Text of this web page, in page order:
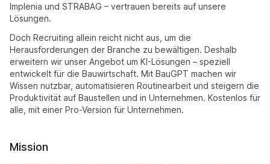
Implenia und STRABAG – vertrauen bereits auf unsere
Lösungen.
Doch Recruiting allein reicht nicht aus, um die
Herausforderungen der Branche zu bewältigen. Deshalb
erweitern wir unser Angebot um KI-Lösungen – speziell
entwickelt für die Bauwirtschaft. Mit BauGPT machen wir
Wissen nutzbar, automatisieren Routinearbeit und steigern die
Produktivität auf Baustellen und in Unternehmen. Kostenlos für
alle, mit einer Pro-Version für Unternehmen.
Mission